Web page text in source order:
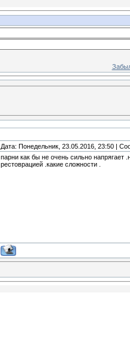
Дата: Понедельник, 23.05.2016, 23:50 |
парни как бы не очень сильно напрягает
рестоврацией .какие сложности .